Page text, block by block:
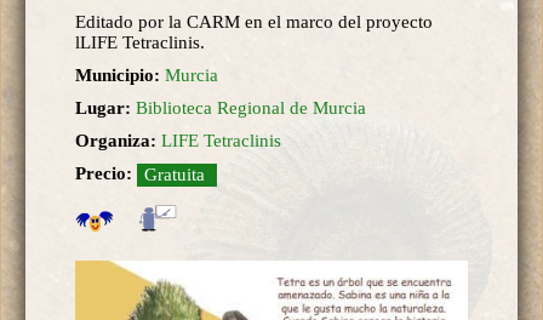
Editado por la CARM en el marco del proyecto
lLIFE Tetraclinis.
Municipio: Murcia
Lugar: Biblioteca Regional de Murcia
Organiza: LIFE Tetraclinis
Precio:
Gratuita